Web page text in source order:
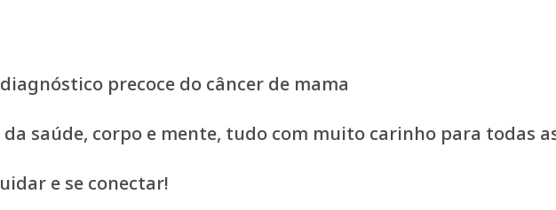
precoce do câncer de mama
saúde, corpo e mente, tudo com muito carinho para todas
e se conectar!